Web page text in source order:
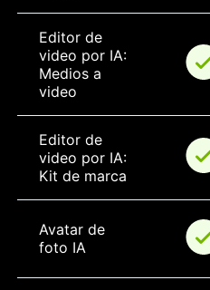
Editor de
video por IA:
Medios a
video
Editor de
video por IA:
Kit de marca
Avatar de
foto IA